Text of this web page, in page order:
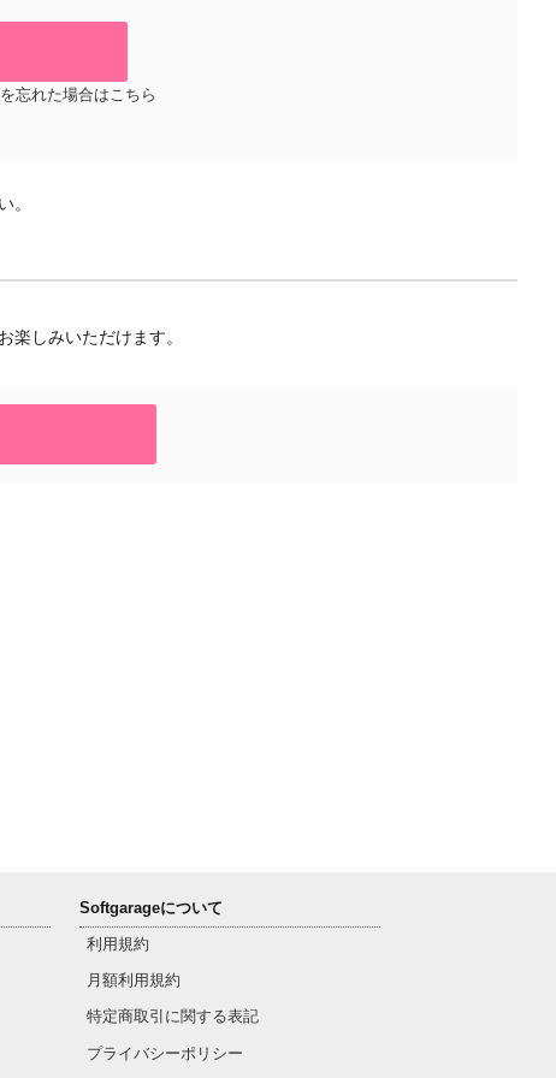
忘れた場合はこちら
。
楽しみいただけます。
Softgarageについて
利用規約
月額利用規約
特定商取引に関する表記
プライバシーポリシー